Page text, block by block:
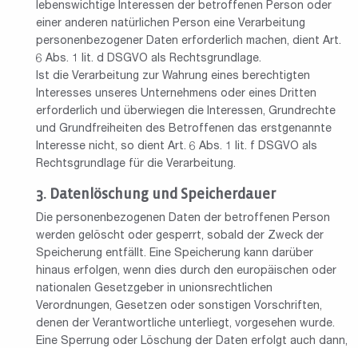
lebenswichtige Interessen der betroffenen Person oder
einer anderen natürlichen Person eine Verarbeitung
personenbezogener Daten erforderlich machen, dient Art.
6 Abs. 1 lit. d DSGVO als Rechtsgrundlage.
Ist die Verarbeitung zur Wahrung eines berechtigten
Interesses unseres Unternehmens oder eines Dritten
erforderlich und überwiegen die Interessen, Grundrechte
und Grundfreiheiten des Betroffenen das erstgenannte
Interesse nicht, so dient Art. 6 Abs. 1 lit. f DSGVO als
Rechtsgrundlage für die Verarbeitung.
Datenlöschung und Speicherdauer
Die personenbezogenen Daten der betroffenen Person
werden gelöscht oder gesperrt, sobald der Zweck der
Speicherung entfällt. Eine Speicherung kann darüber
hinaus erfolgen, wenn dies durch den europäischen oder
nationalen Gesetzgeber in unionsrechtlichen
Verordnungen, Gesetzen oder sonstigen Vorschriften,
denen der Verantwortliche unterliegt, vorgesehen wurde.
Eine Sperrung oder Löschung der Daten erfolgt auch dann,